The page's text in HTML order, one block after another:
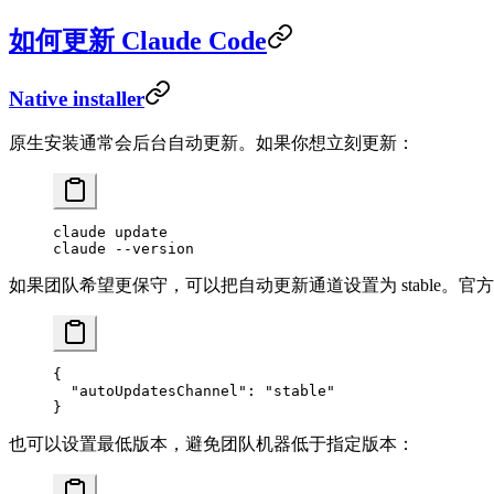
如何更新 Claude Code
Native installer
原生安装通常会后台自动更新。如果你想立刻更新：
claude update
claude --version
如果团队希望更保守，可以把自动更新通道设置为 stable。官
{
  "autoUpdatesChannel"
:
"stable"
}
也可以设置最低版本，避免团队机器低于指定版本：